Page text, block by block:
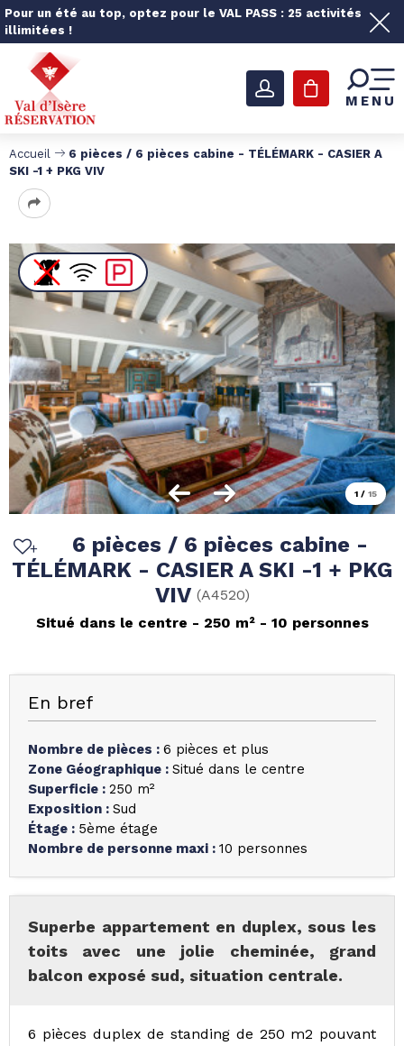
Pour un été au top, optez pour le VAL PASS : 25 activités
illimitées !
MENU
Accueil
6 pièces / 6 pièces cabine - TÉLÉMARK - CASIER A
SKI -1 + PKG VIV
1 / 15
6 pièces / 6 pièces cabine -
TÉLÉMARK - CASIER A SKI -1 + PKG
VIV (A4520)
Situé dans le centre
250 m² 10 personnes
En bref
Nombre de pièces : 6 pièces et plus
Zone Géographique : Situé dans le centre
Superficie : 250 m²
Exposition : Sud
Étage : 5ème étage
Nombre de personne maxi : 10 personnes
Superbe appartement en duplex, sous les
toits avec une jolie cheminée, grand
balcon exposé sud, situation centrale.
6 pièces duplex de standing de 250 m2 pouvant